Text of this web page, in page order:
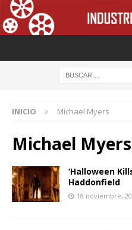
INICIO Michael Myers
Michael Myers
‘Halloween
Haddonfield
18 noviembre,